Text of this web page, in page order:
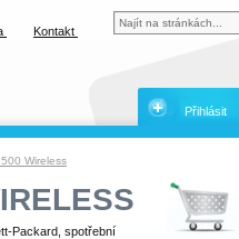
Wireless
Packard, spotřební
Kontakt
Přihlásit